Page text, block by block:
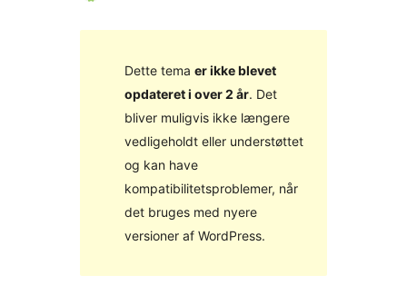
Dette tema er ikke blevet
opdateret i over 2 år. Det
bliver muligvis ikke længere
vedligeholdt eller understøttet
og kan have
kompatibilitetsproblemer, når
det bruges med nyere
versioner af WordPress.